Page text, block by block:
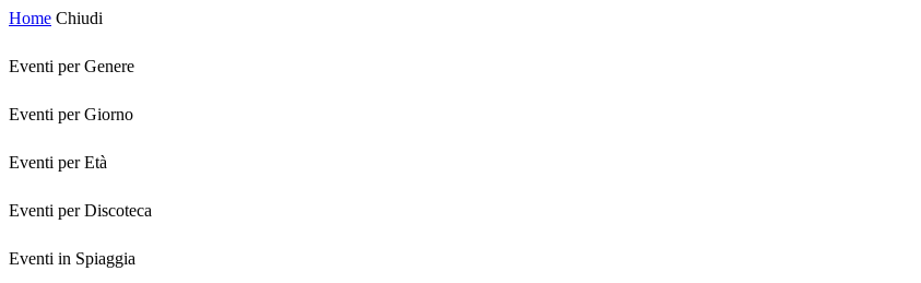
Home Chiudi
Eventi per Genere
Eventi per Giorno
Eventi per Età
Eventi per Discoteca
Eventi in Spiaggia